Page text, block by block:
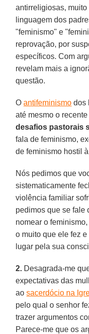
antirreligiosas,
linguagem dos
"feminismo" e
reprovação, por
específicos. Com
revelam mais a
questão.
Oantifeminismo dos
até mesmo o
desafios pastorais
fala de feminismo,
de feminismo hostil
Nós pedimos que
sistematicamente
violência familiar
pedimos que se fale
nomear o
o muito que ele fez
lugar pela sua
2. Desagrada-me
expectativas das
aosacerdócio na
pelo qual o senhor
trazer argumentos
Parece-me que os